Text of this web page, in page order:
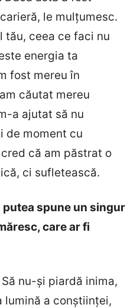
le mulțumesc.
tău, ceea ce faci nu
energia ta
fost mereu în
căutat mereu
a ajutat să nu
de moment cu
că am păstrat o
ci sufletească.
putea spune un singur
care ar fi
Să nu-și piardă inima,
lumină a conștiinței,